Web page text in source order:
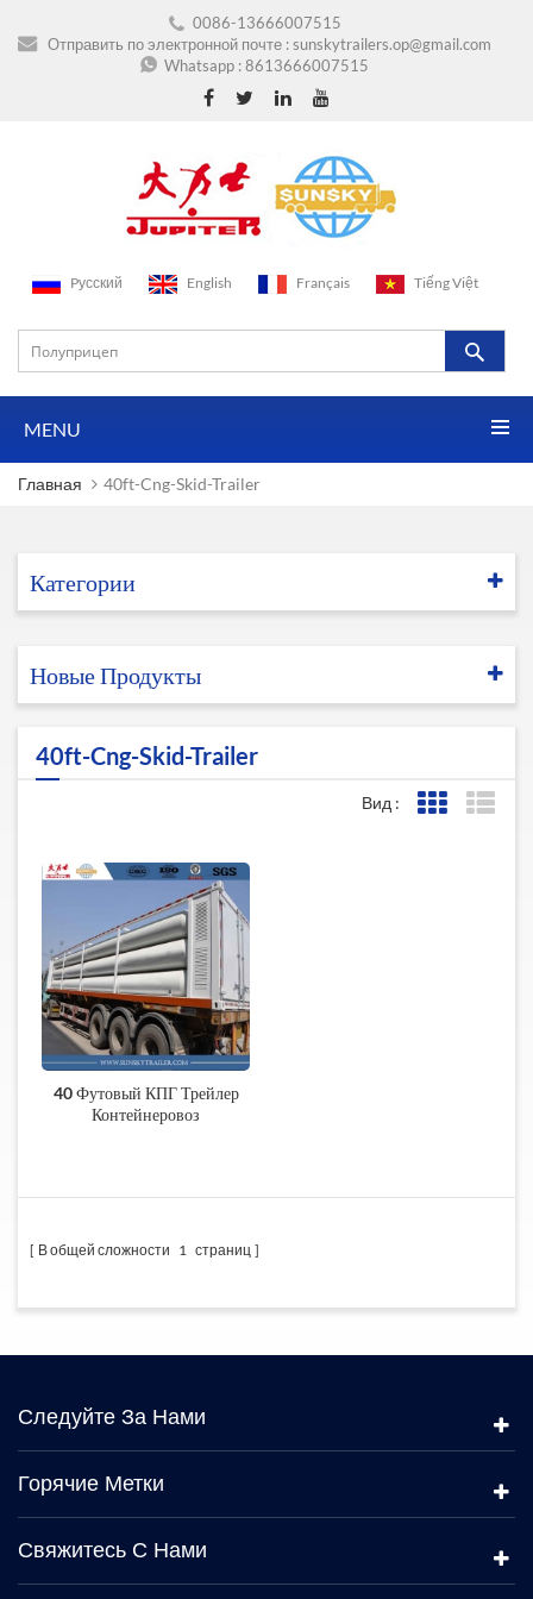
0086-13666007515
Отправить по электронной почте :sunskytrailers.op@gmail.com
Whatsapp :8613666007515
Pусский English Français Tiếng Việt
MENU
Главная 40ft-Cng-Skid-Trailer
Категории
Новые Продукты
40ft-Cng-Skid-Trailer
Вид :
40 Футовый КПГ Трейлер
Контейнеровоз
В общей сложности 1 страниц
Следуйте За Нами
Горячие Метки
Свяжитесь С Нами